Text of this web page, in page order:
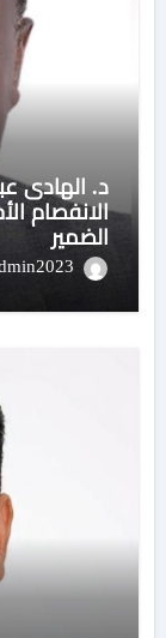
د. الهادى
الانفصام
الضمير